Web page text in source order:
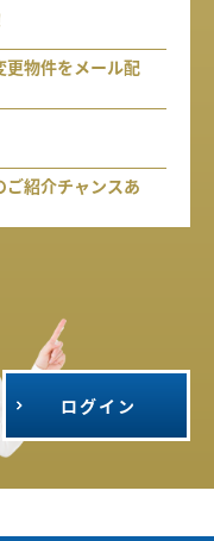
更物件をメール配
紹介チャンスあ
ログイン